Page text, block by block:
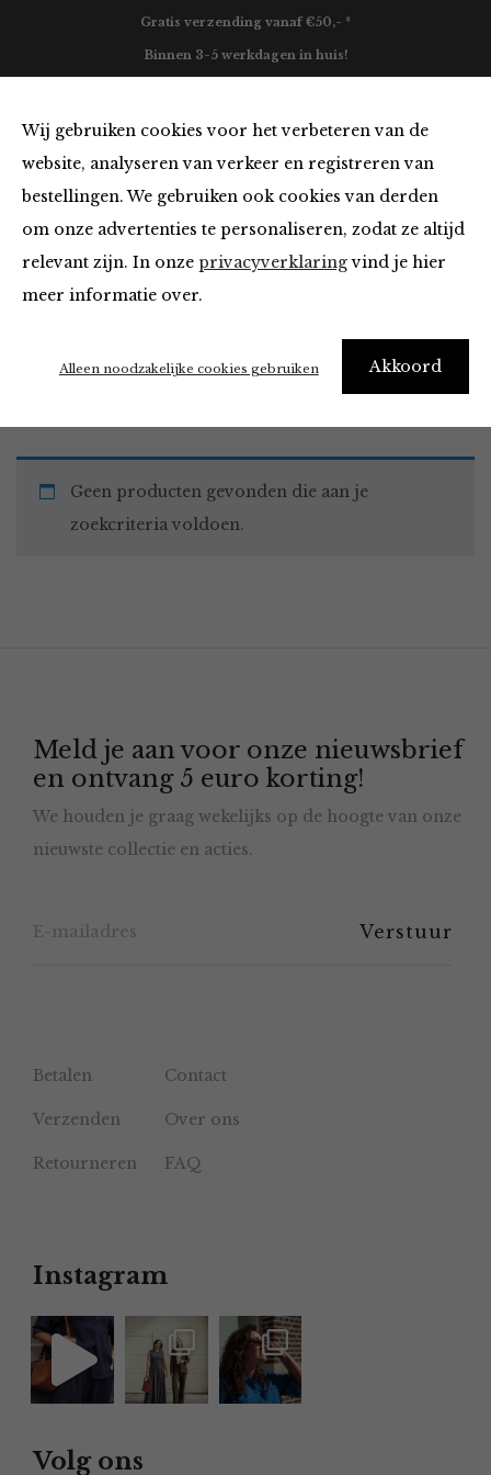
Wij gebruiken cookies voor het verbeteren van de
website, analyseren van verkeer en registreren van
bestellingen. We gebruiken ook cookies van derden
om onze advertenties te personaliseren, zodat ze altijd
relevant zijn. In onze privacyverklaringvind je hier
meer informatie over.
Akkoord
Alleen noodzakelijke cookies gebruiken
Gratis verzending vanaf €50,- *
Binnen 3-5 werkdagen in huis!
Must Haves
Home Winkel Accessoires Must Haves
Geen producten gevonden die aan je
zoekcriteria voldoen.
Meld je aan voor onze nieuwsbrief
en ontvang 5 euro korting!
We houden je graag wekelijks op de hoogte van onze
nieuwste collectie en acties.
Betalen Contact
Verzenden Over ons
Retourneren FAQ
Instagram
Volg ons